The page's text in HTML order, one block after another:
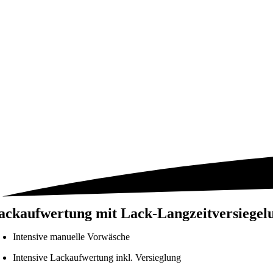
mit Lack-
Intensive manuelle Vorwäsche
Intensive Lackaufwertung inkl. Versieglung